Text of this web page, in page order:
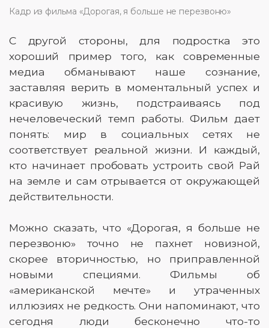
Кадр из фильма «Дорогая, я больше не перезвоню»
С другой стороны, для подростка это
хороший пример того, как современные
медиа обманывают наше сознание,
заставляя верить в моментальный успех и
красивую жизнь, подстраиваясь под
нечеловеческий темп работы. Фильм дает
понять: мир в социальных сетях не
соответствует реальной жизни. И каждый,
кто начинает пробовать устроить свой Рай
на земле и сам отрывается от окружающей
действительности.
Можно сказать, что «Дорогая, я больше не
перезвоню» точно не пахнет новизной,
скорее вторичностью, но приправленной
новыми специями. Фильмы об
«американской мечте» и утраченных
иллюзиях не редкость. Они напоминают, что
сегодня люди бесконечно что-то